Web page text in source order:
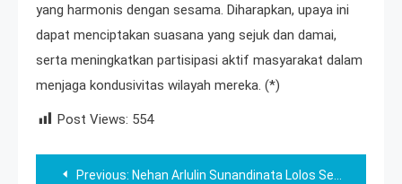
yang harmonis dengan sesama. Diharapkan, upaya ini
dapat menciptakan suasana yang sejuk dan damai,
serta meningkatkan partisipasi aktif masyarakat dalam
menjaga kondusivitas wilayah mereka. (*)
Post Views: 554
PostPrevious: Nehan Arlulin Sunandinata Lolos Seleksi Liga Sentra Indonesia